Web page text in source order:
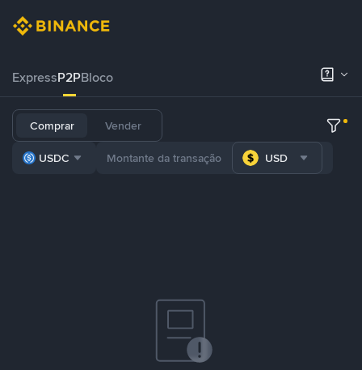
ExpressP2PBloco
Comprar Vender
USDC USD